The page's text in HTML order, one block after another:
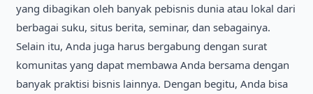
yang dibagikan oleh banyak pebisnis dunia atau lokal dari
berbagai suku, situs berita, seminar, dan sebagainya.
Selain itu, Anda juga harus bergabung dengan surat
komunitas yang dapat membawa Anda bersama dengan
banyak praktisi bisnis lainnya. Dengan begitu, Anda bisa